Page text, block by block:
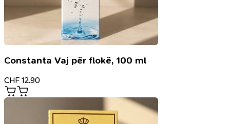
Constanta Vaj për flokë, 100 ml
CHF 12.90